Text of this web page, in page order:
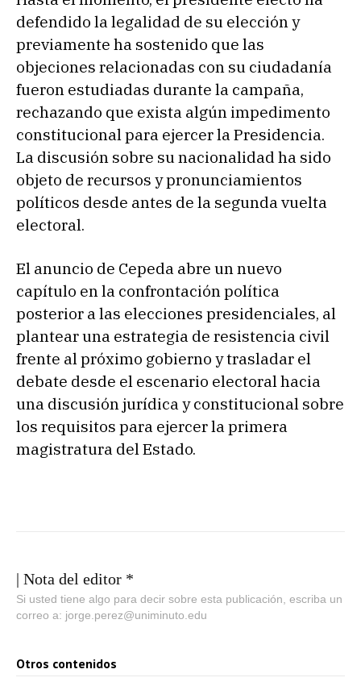
defendido la legalidad de su elección y
previamente ha sostenido que las
objeciones relacionadas con su ciudadanía
fueron estudiadas durante la campaña,
rechazando que exista algún impedimento
constitucional para ejercer la Presidencia.
La discusión sobre su nacionalidad ha sido
objeto de recursos y pronunciamientos
políticos desde antes de la segunda vuelta
electoral.
El anuncio de Cepeda abre un nuevo
capítulo en la confrontación política
posterior a las elecciones presidenciales, al
plantear una estrategia de resistencia civil
frente al próximo gobierno y trasladar el
debate desde el escenario electoral hacia
una discusión jurídica y constitucional sobre
los requisitos para ejercer la primera
magistratura del Estado.
| Nota del editor *
Si usted tiene algo para decir sobre esta publicación, escriba un
correo a: jorge.perez@uniminuto.edu
Otros contenidos